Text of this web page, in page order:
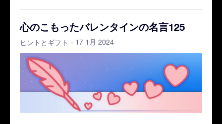
心のこもったバレンタインの名言125
ヒントとギフト - 17 1月 2024